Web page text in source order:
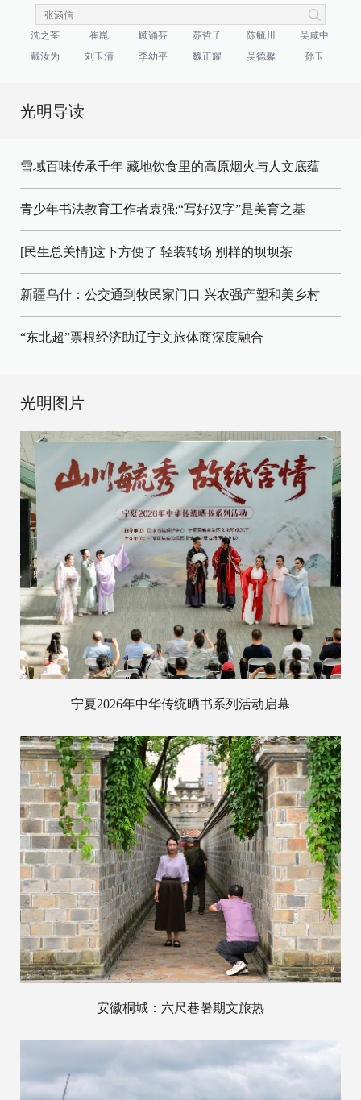
沈之荃 崔崑 顾诵芬 苏哲子 陈毓川
吴咸中
戴汝为
刘玉清 李幼平 魏正耀 吴德馨 孙玉
光明导读
雪域百味传承千年 藏地饮食里的高原烟火与人文底蕴
青少年书法教育工作者袁强:“写好汉字”是美育之基
[民生总关情]这下方便了 轻装转场 别样的坝坝茶
新疆乌什：公交通到牧民家门口 兴农强产塑和美乡村
“东北超”票根经济助辽宁文旅体商深度融合
光明图片
宁夏2026年中华传统晒书系列活动启幕
安徽桐城：六尺巷暑期文旅热